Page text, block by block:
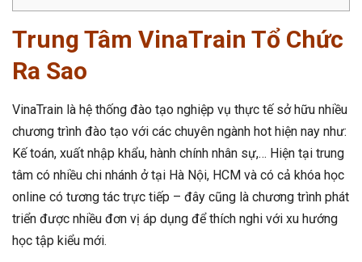
Trung Tâm VinaTrain Tổ Chức
Ra Sao
VinaTrain là hệ thống đào tạo nghiệp vụ thực tế sở hữu nhiều
chương trình đào tạo với các chuyên ngành hot hiện nay như:
Kế toán, xuất nhập khẩu, hành chính nhân sự,… Hiện tại trung
tâm có nhiều chi nhánh ở tại Hà Nội, HCM và có cả khóa học
online có tương tác trực tiếp – đây cũng là chương trình phát
triển được nhiều đơn vị áp dụng để thích nghi với xu hướng
học tập kiểu mới.